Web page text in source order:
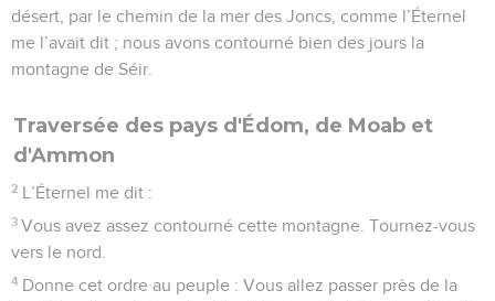
désert, par le chemin de la mer des Joncs, comme l’Éternel
me l’avait dit ; nous avons contourné bien des jours la
montagne de Séir.
Traversée des pays d'Édom, de Moab et
d'Ammon
2 L’Éternel me dit :
3 Vous avez assez contourné cette montagne. Tournez-vous
vers le nord.
4 Donne cet ordre au peuple : Vous allez passer près de la